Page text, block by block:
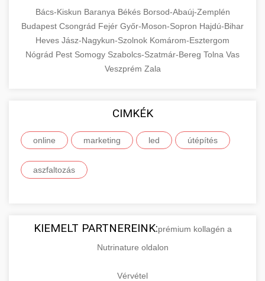
Bács-Kiskun Baranya Békés Borsod-Abaúj-Zemplén
Budapest Csongrád Fejér Győr-Moson-Sopron Hajdú-Bihar
Heves Jász-Nagykun-Szolnok Komárom-Esztergom
Nógrád Pest Somogy Szabolcs-Szatmár-Bereg Tolna Vas
Veszprém Zala
CIMKÉK
online marketing led útépítés
aszfaltozás
KIEMELT PARTNEREINK:prémium kollagén a
Nutrinature oldalon
Vérvétel